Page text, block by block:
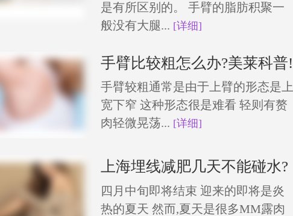
是有所区别的。 手臂的脂肪积聚一
般没有大腿... [详细]
手臂比较粗怎么办?美莱科普!
手臂较粗通常是由于上臂的形态是上
宽下窄 这种形态很是难看 轻则有赘
肉轻微晃荡... [详细]
上海埋线减肥几天不能碰水?
四月中旬即将结束 迎来的即将是炎
热的夏天 然而,夏天是很多MM露肉